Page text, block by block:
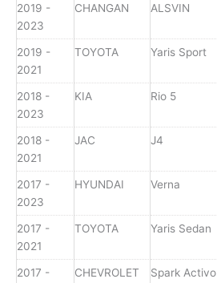
2019 -
2023
CHANGAN ALSVIN
2019 -
2021
TOYOTA Yaris Sport
2018 -
2023
KIA Rio 5
2018 -
2021
JAC J4
2017 -
2023
HYUNDAI Verna
2017 -
2021
TOYOTA Yaris Sedan
2017 -
CHEVROLET Spark Activo